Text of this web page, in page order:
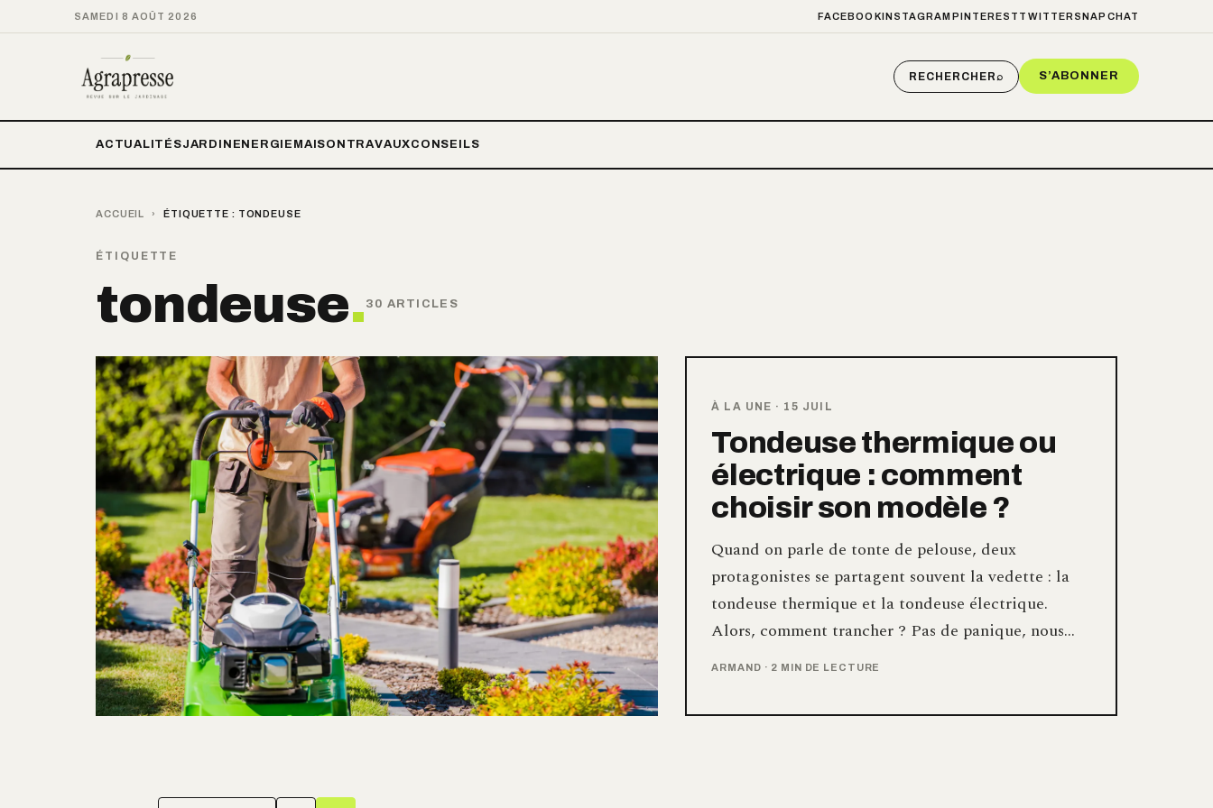
SAMEDI 8 AOÛT 2026 FACEBOOKINSTAGRAM PINTEREST TWITTER SNAPCHAT
RECHERCHER⌕ S’ABONNER
ACTUALITÉSJARDIN ENERGIE MAISON TRAVAUXCONSEILS
ACCUEIL › ÉTIQUETTE : TONDEUSE
ÉTIQUETTE
tondeuse. 30 ARTICLES
À LA UNE · 15 JUIL
Tondeuse thermique ou
électrique : comment
choisir son modèle ?
Quand on parle de tonte de pelouse, deux
protagonistes se partagent souvent la vedette : la
tondeuse thermique et la tondeuse électrique.
Alors, comment trancher ? Pas de panique, nous…
ARMAND · 2 MIN DE LECTURE